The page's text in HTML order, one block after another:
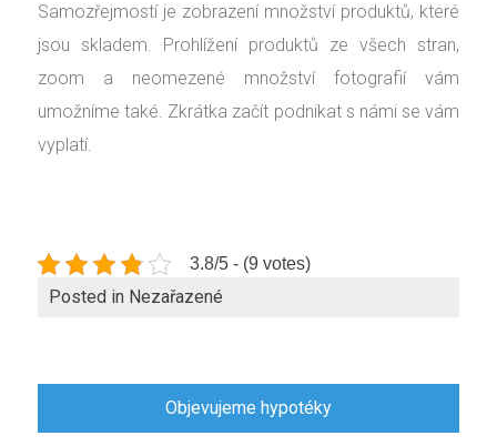
Samozřejmostí je zobrazení množství produktů, které
jsou skladem. Prohlížení produktů ze všech stran,
zoom a neomezené množství fotografií vám
umožníme také. Zkrátka začít podnikat s námi se vám
vyplatí.
3.8/5 - (9 votes)
Posted in Nezařazené
Objevujeme hypotéky